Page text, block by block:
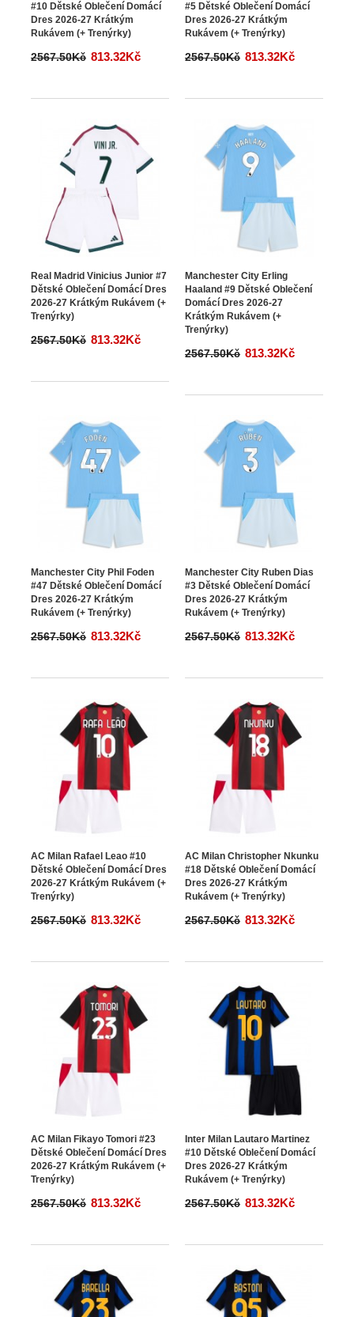
#10 Dětské Oblečení Domácí
Dres 2026-27 Krátkým
Rukávem (+ Trenýrky)
2567.50Kč 813.32Kč
#5 Dětské Oblečení Domácí
Dres 2026-27 Krátkým
Rukávem (+ Trenýrky)
2567.50Kč 813.32Kč
Real Madrid Vinicius Junior #7
Dětské Oblečení Domácí Dres
2026-27 Krátkým Rukávem (+
Trenýrky)
2567.50Kč 813.32Kč
Manchester City Erling
Haaland #9 Dětské Oblečení
Domácí Dres 2026-27
Krátkým Rukávem (+
Trenýrky)
2567.50Kč 813.32Kč
Manchester City Phil Foden
#47 Dětské Oblečení Domácí
Dres 2026-27 Krátkým
Rukávem (+ Trenýrky)
2567.50Kč 813.32Kč
Manchester City Ruben Dias
#3 Dětské Oblečení Domácí
Dres 2026-27 Krátkým
Rukávem (+ Trenýrky)
2567.50Kč 813.32Kč
AC Milan Rafael Leao #10
Dětské Oblečení Domácí Dres
2026-27 Krátkým Rukávem (+
Trenýrky)
2567.50Kč 813.32Kč
AC Milan Christopher Nkunku
#18 Dětské Oblečení Domácí
Dres 2026-27 Krátkým
Rukávem (+ Trenýrky)
2567.50Kč 813.32Kč
AC Milan Fikayo Tomori #23
Dětské Oblečení Domácí Dres
2026-27 Krátkým Rukávem (+
Trenýrky)
2567.50Kč 813.32Kč
Inter Milan Lautaro Martinez
#10 Dětské Oblečení Domácí
Dres 2026-27 Krátkým
Rukávem (+ Trenýrky)
2567.50Kč 813.32Kč